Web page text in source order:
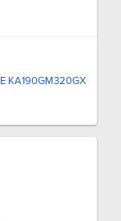
KA190GM320GX